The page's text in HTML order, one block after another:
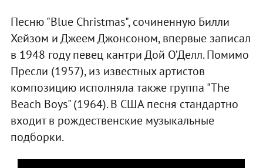
Песню "Blue Christmas", сочиненную Билли
Хейзом и Джеем Джонсоном, впервые записал
в 1948 году певец кантри Дой О’Делл. Помимо
Пресли (1957), из известных артистов
композицию исполняла также группа "The
Beach Boys" (1964). В США песня стандартно
входит в рождественские музыкальные
подборки.